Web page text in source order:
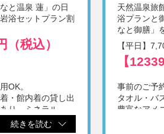
バーでの1ドリン
9月27日
だけます。
申し受けます。
ご入館は固くお断り
り、一部施設をご利
と温泉 蓮」の日
浴セットプラン割
（税込）
OK。
・館内着の貸し出
り。ミネラル
ク無料券付き。
続きを読む
天然温泉旅
浴プランと
なと御膳」
【平日】
【
事前のご予
タオル・バ
豊富なアメ